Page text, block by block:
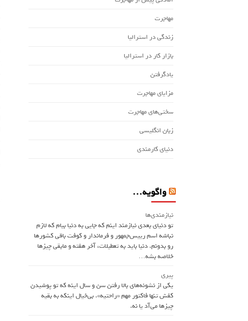
مهاجرت
زندگی در استرالیا
بازار کار در استرالیا
یادگرفتن
مزایای مهاجرت
سختی‌های مهاجرت
زبان انگلیسی
دنیای کارمندی
واگویه…
نیازمندی‌ها
تو دنیای بعدی نیازمند اینم که جایی به دنیا بیام که لازم
نباشه اسم ريیس‌جمهور و فرماندار و کوفت باقی کشورها
رو بدونم. دنیا باید به تعطیلات، آخر هفته و مابقی چیزها
خلاصه بشه…
پیری
یکی از نشونه‌های بالا رفتن سن و سال اینه که تو پوشیدن
کفش تنها فاکتور مهم «راحتیه». بی‌خیال اینکه به بقیه
چیزها می‌آد یا نه.